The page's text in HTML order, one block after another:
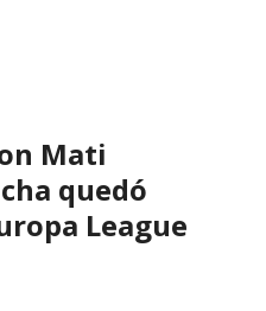
Mati
quedó
League